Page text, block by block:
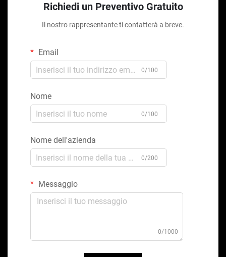
Richiedi un Preventivo Gratuito
Il nostro rappresentante ti contatterà a breve.
Email
0/100
Nome
0/100
Nome dell'azienda
0/200
Messaggio
0/1000